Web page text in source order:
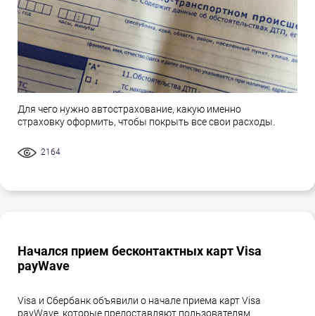
Для чего нужно автострахование, какую именно
страховку оформить, чтобы покрыть все свои расходы.
2164
Начался прием бесконтактных карт Visa
payWave
Visa и Сбербанк объявили о начале приема карт Visa
payWave, которые предоставляют пользователям